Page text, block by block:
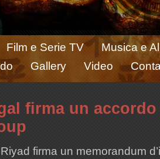
Film e Serie TV
Musica e
Gallery Video
firma un
firma un memorandum